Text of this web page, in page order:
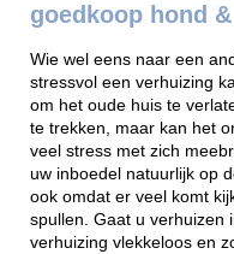
goedkoop hond
Wie wel eens naar een
stressvol een verhuizing
om het oude huis te
te trekken, maar kan het
veel stress met zich
uw inboedel natuurlijk op
ook omdat er veel komt
spullen. Gaat u verhuizen
verhuizing vlekkeloos en